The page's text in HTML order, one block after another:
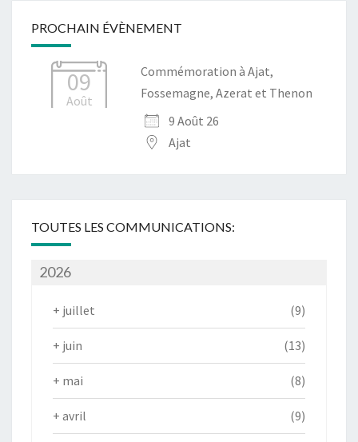
PROCHAIN ÉVÈNEMENT
09
Août
Commémoration à Ajat,
Fossemagne, Azerat et Thenon
9 Août 26
Ajat
TOUTES LES COMMUNICATIONS:
2026
+ juillet (9)
+ juin (13)
+ mai (8)
+ avril (9)